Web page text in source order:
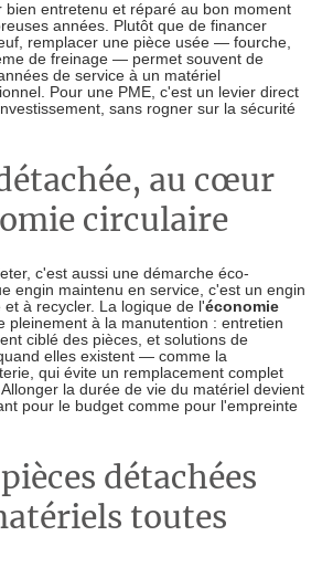
bien entretenu et réparé au bon moment
années. Plutôt que de financer
remplacer une pièce usée — fourche,
de freinage — permet souvent de
de service à un matériel
Pour une PME, c'est un levier direct
sans rogner sur la sécurité
au cœur
circulaire
c'est aussi une démarche éco-
engin maintenu en service, c'est un engin
à recycler. La logique de l'économie
pleinement à la manutention : entretien
ciblé des pièces, et solutions de
elles existent — comme la
qui évite un remplacement complet
la durée de vie du matériel devient
pour le budget comme pour l'empreinte
détachées
toutes